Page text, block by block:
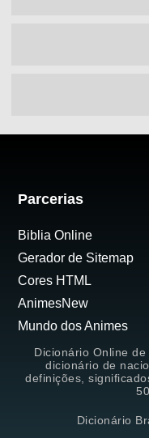
Parcerias
Biblia Online
Gerador de Sitemap
Cores HTML
AnimesNew
Mundo dos Animes
Dicionário Online
dicionário de
definições,
Dicionário